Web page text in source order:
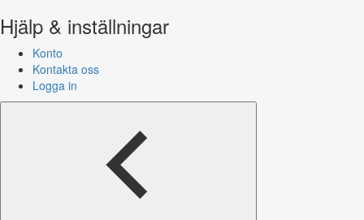
Hjälp & inställningar
Konto
Kontakta oss
Logga in